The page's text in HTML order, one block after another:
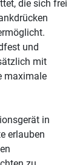
die sich frei
und
mit
maximale
in
erlauben